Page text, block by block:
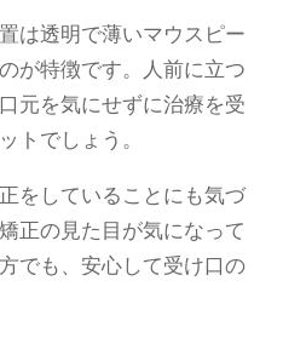
は透明で薄いマウスピー
が特徴です。人前に立つ
元を気にせずに治療を受
トでしょう。
をしていることにも気づ
正の見た目が気になって
でも、安心して受け口の